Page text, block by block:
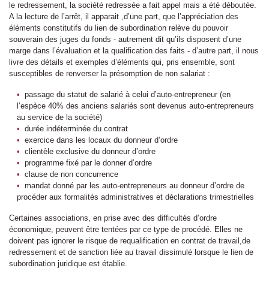
le redressement, la société redressée a fait appel mais a été déboutée.
A la lecture de l’arrêt, il apparait ,d’une part, que l’appréciation des
éléments constitutifs du lien de subordination relève du pouvoir
souverain des juges du fonds - autrement dit qu’ils disposent d’une
marge dans l’évaluation et la qualification des faits - d’autre part, il nous
livre des détails et exemples d’éléments qui, pris ensemble, sont
susceptibles de renverser la présomption de non salariat :
passage du statut de salarié à celui d’auto-entrepreneur (en
l’espèce 40% des anciens salariés sont devenus auto-entrepreneurs
au service de la société)
durée indéterminée du contrat
exercice dans les locaux du donneur d’ordre
clientèle exclusive du donneur d’ordre
programme fixé par le donner d’ordre
clause de non concurrence
mandat donné par les auto-entrepreneurs au donneur d’ordre de
procéder aux formalités administratives et déclarations trimestrielles
Certaines associations, en prise avec des difficultés d’ordre
économique, peuvent être tentées par ce type de procédé. Elles ne
doivent pas ignorer le risque de requalification en contrat de travail,de
redressement et de sanction liée au travail dissimulé lorsque le lien de
subordination juridique est établie.